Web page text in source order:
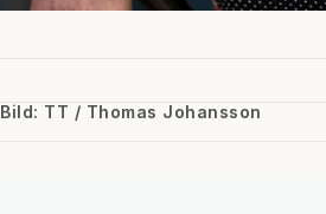
Bild: TT / Thomas Johansson